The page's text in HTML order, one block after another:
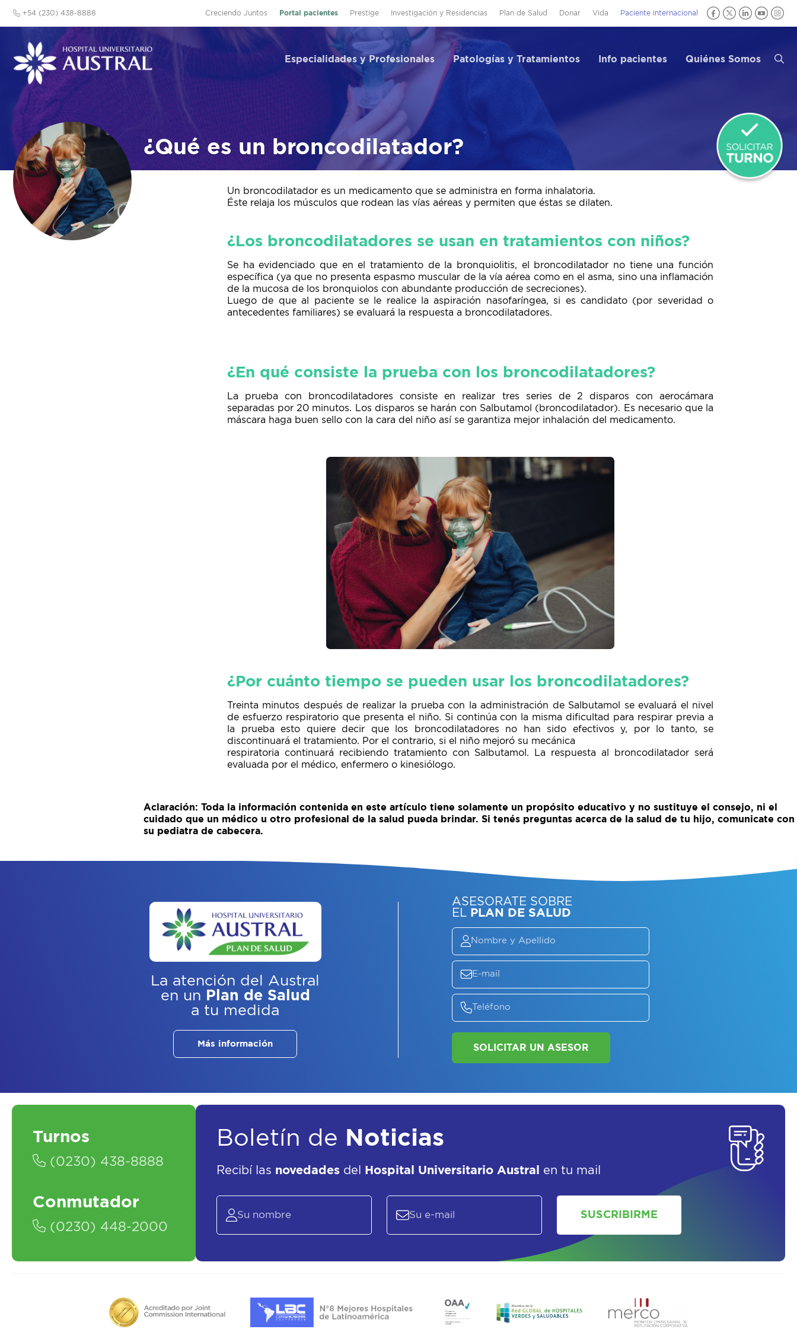
Creciendo Juntos Portal pacientes Prestige Investigación y Residencias Plan de Salud Donar Vida Paciente internacional
+54 (230) 438-8888
Especialidades y Profesionales Patologías y Tratamientos Info pacientes Quiénes Somos
¿Qué es un broncodilatador?
Un broncodilatador es un medicamento que se administra en forma inhalatoria.
Éste relaja los músculos que rodean las vías aéreas y permiten que éstas se dilaten.
¿Los broncodilatadores se usan en tratamientos con niños?
Se ha evidenciado que en el tratamiento de la bronquiolitis, el broncodilatador no tiene una función
específica (ya que no presenta espasmo muscular de la vía aérea como en el asma, sino una inflamación
de la mucosa de los bronquiolos con abundante producción de secreciones).
Luego de que al paciente se le realice la aspiración nasofaríngea, si es candidato (por severidad o
antecedentes familiares) se evaluará la respuesta a broncodilatadores.
¿En qué consiste la prueba con los broncodilatadores?
La prueba con broncodilatadores consiste en realizar tres series de 2 disparos con aerocámara
separadas por 20 minutos. Los disparos se harán con Salbutamol (broncodilatador). Es necesario que la
máscara haga buen sello con la cara del niño así se garantiza mejor inhalación del medicamento.
¿Por cuánto tiempo se pueden usar los broncodilatadores?
Treinta minutos después de realizar la prueba con la administración de Salbutamol se evaluará el nivel
de esfuerzo respiratorio que presenta el niño. Si continúa con la misma dificultad para respirar previa a
la prueba esto quiere decir que los broncodilatadores no han sido efectivos y, por lo tanto, se
discontinuará el tratamiento. Por el contrario, si el niño mejoró su mecánica
respiratoria continuará recibiendo tratamiento con Salbutamol. La respuesta al broncodilatador será
evaluada por el médico, enfermero o kinesiólogo.
Aclaración: Toda la información contenida en este artículo tiene solamente un propósito educativo y no sustituye el consejo, ni el
cuidado que un médico u otro profesional de la salud pueda brindar. Si tenés preguntas acerca de la salud de tu hijo, comunicate con
su pediatra de cabecera.
La atención del Austral
en un Plan de Salud
a tu medida
Más información
ASESORATE SOBRE
SOLICITAR UN ASESOR
Turnos
(0230) 438-8888
Conmutador
(0230) 448-2000
Boletín de Noticias
Recibí las novedades del Hospital Universitario Austral en tu mail
SUSCRIBIRME